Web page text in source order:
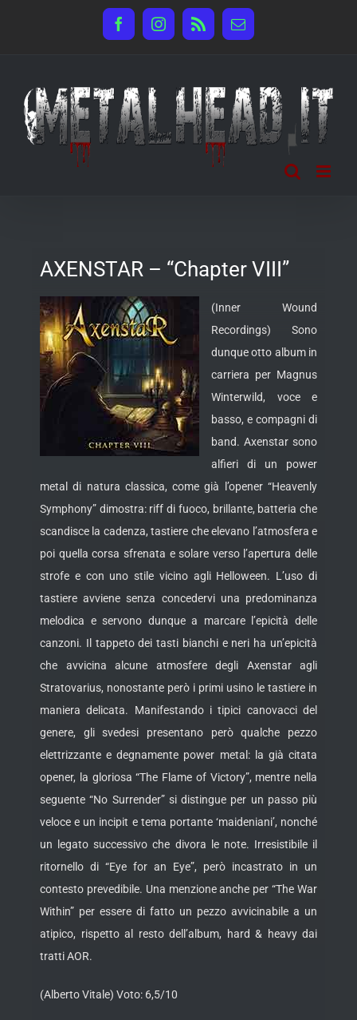
FacebookInstagram
Rss Email
AXENSTAR – “Chapter VIII”
(Inner Wound
Recordings) Sono
dunque otto album in
carriera per Magnus
Winterwild, voce e
basso, e compagni di
band. Axenstar sono
alfieri di un power
metal di natura classica, come già l’opener “Heavenly
Symphony” dimostra: riff di fuoco, brillante, batteria che
scandisce la cadenza, tastiere che elevano l’atmosfera e
poi quella corsa sfrenata e solare verso l’apertura delle
strofe e con uno stile vicino agli Helloween. L’uso di
tastiere avviene senza concedervi una predominanza
melodica e servono dunque a marcare l’epicità delle
canzoni. Il tappeto dei tasti bianchi e neri ha un’epicità
che avvicina alcune atmosfere degli Axenstar agli
Stratovarius, nonostante però i primi usino le tastiere in
maniera delicata. Manifestando i tipici canovacci del
genere, gli svedesi presentano però qualche pezzo
elettrizzante e degnamente power metal: la già citata
opener, la gloriosa “The Flame of Victory”, mentre nella
seguente “No Surrender” si distingue per un passo più
veloce e un incipit e tema portante ‘maideniani’, nonché
un legato successivo che divora le note. Irresistibile il
ritornello di “Eye for an Eye”, però incastrato in un
contesto prevedibile. Una menzione anche per “The War
Within” per essere di fatto un pezzo avvicinabile a un
atipico, rispetto al resto dell’album, hard & heavy dai
tratti AOR.
(Alberto Vitale) Voto: 6,5/10